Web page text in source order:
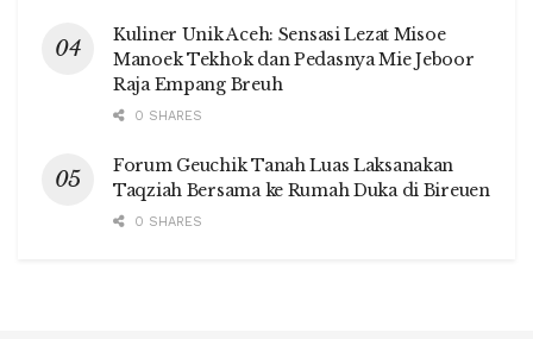
Kuliner Unik Aceh: Sensasi Lezat Misoe
Manoek Tekhok dan Pedasnya Mie Jeboor
Raja Empang Breuh
0 SHARES
Forum Geuchik Tanah Luas Laksanakan
Taqziah Bersama ke Rumah Duka di Bireuen
0 SHARES